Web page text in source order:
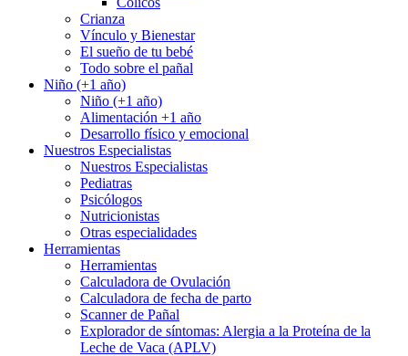
Crianza
Vínculo y Bienestar
El sueño de tu bebé
Todo sobre el pañal
Niño (+1 año)
Niño (+1 año)
Alimentación +1 año
Desarrollo físico y emocional
Nuestros Especialistas
Nuestros Especialistas
Pediatras
Psicólogos
Nutricionistas
Otras especialidades
Herramientas
Herramientas
Calculadora de Ovulación
Calculadora de fecha de parto
Scanner de Pañal
Explorador de síntomas: Alergia a la Proteína de la
Leche de Vaca (APLV)